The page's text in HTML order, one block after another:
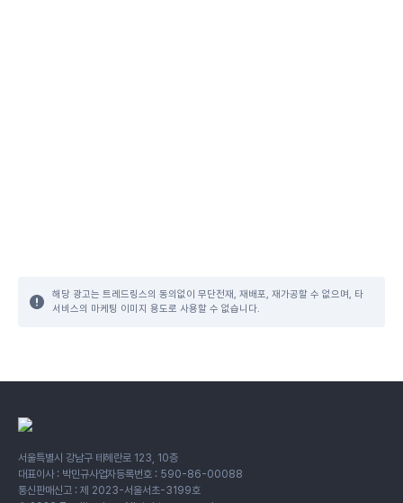
해당 광고는 트레드링스의 동의없이 무단전재, 재배포, 재가공할 수 없으며, 타
서비스의 마케팅 이미지 용도로 사용할 수 없습니다.
서울특별시 강남구 테헤란로 123, 10층
대표이사 : 박민규사업자등록번호 : 590-86-00088
통신판매신고 : 제 2023-서울서초-3199호